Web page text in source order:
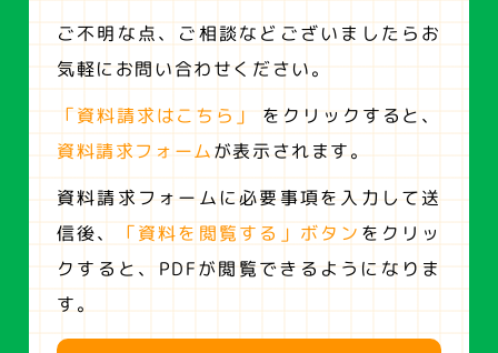
ご不明な点、ご相談などございましたらお
気軽にお問い合わせください。
「資料請求はこちら」
をクリックすると、
資料請求フォームが表示されます。
資料請求フォームに必要事項を入力して送
信後、
「資料を閲覧する」ボタン をクリッ
クすると、 PDFが閲覧できるようになりま
す。